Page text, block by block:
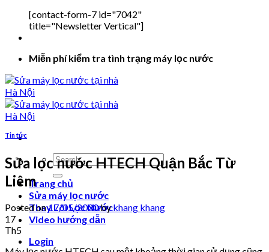
[contact-form-7 id="7042"
title="Newsletter Vertical"]
Miễn phí kiểm tra tình trạng máy lọc nước
Search
for:
Trang chủ
Sửa máy lọc nước
Thay Lõi Lọc Nước
Video hướng dẫn
Login
Tin tức
Sửa lọc nước HTECH Quận Bắc Từ
Liêm
Posted on17/05/2020bykhang khang
17
Th5